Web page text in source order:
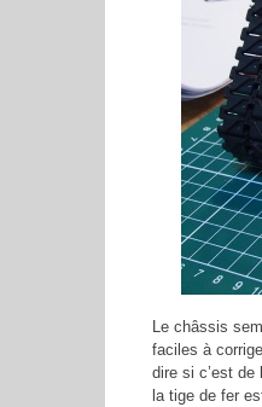
Le châssis
faciles à
dire si c’est de
la tige de fer